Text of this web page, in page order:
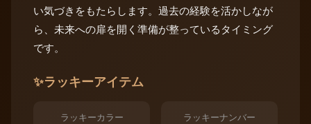
い気づきをもたらします。過去の経験を活かしなが
ら、未来への扉を開く準備が整っているタイミング
です。
✨ラッキーアイテム
ラッキーカラー ラッキーナンバー